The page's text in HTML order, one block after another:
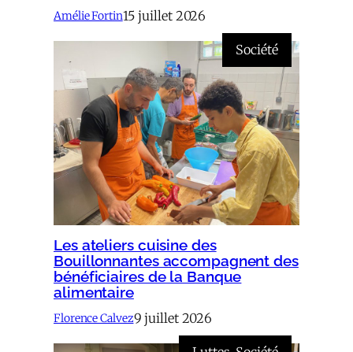
Amélie Fortin15 juillet 2026
Société
Les ateliers cuisine des
Bouillonnantes accompagnent des
bénéficiaires de la Banque
alimentaire
Florence Calvez9 juillet 2026